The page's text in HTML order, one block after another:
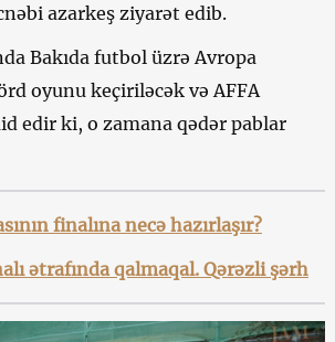
azarkeş ziyarət edib.
Bakıda futbol üzrə Avropa
oyunu keçiriləcək və AFFA
edir ki, o zamana qədər pablar
finalına necə hazırlaşır?
ətrafında qalmaqal. Qərəzli şərh